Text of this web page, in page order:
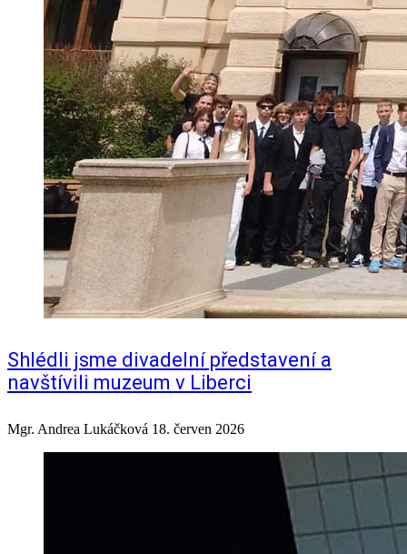
Shlédli jsme divadelní představení a
navštívili muzeum v Liberci
Mgr. Andrea Lukáčková 18. červen 2026